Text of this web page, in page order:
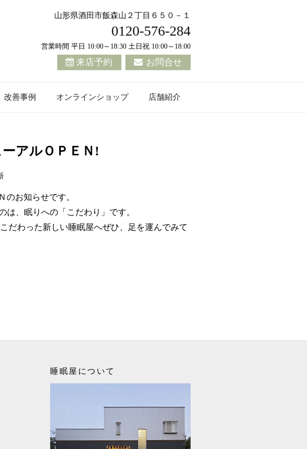
山形県酒田市飯森山２丁目６５０－１
0120-576-284
営業時間 平日 10:00～18:30 土日祝 10:00～18:00
来店予約 お問合せ
改善事例 オンラインショップ 店舗紹介
アルＯＰＥＮ!
のお知らせです。
は、眠りへの「こだわり」です。
だわった新しい睡眠屋へぜひ、足を運んでみて
睡眠屋について